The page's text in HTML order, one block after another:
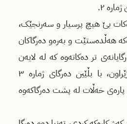
٢.
بێ هیچ پرسیار و سەرنجێک،
هەڵدەستێت و بەرەو دەرگاکان
تر دەکاتەوە کە لە لایەن
میوانی بەرنامەکەوە هەڵنەبژێراون، با بڵێین دەرگای ژمارە ٣
پارەی خەڵات لە پشت دەرگاکەوە